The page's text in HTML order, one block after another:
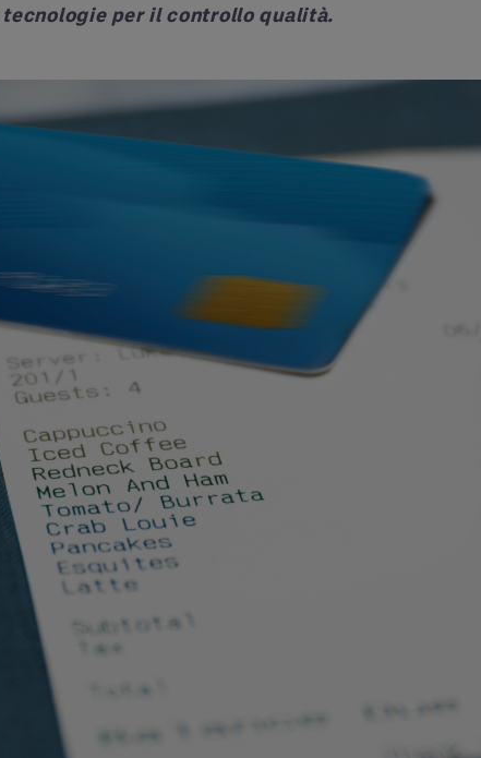
tecnologie per il controllo qualità.